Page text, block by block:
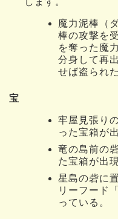
魔力泥棒（
棒の攻撃を
を奪った魔
分身して再
せば盗られ
宝
牢屋見張り
った宝箱が
竜の島前の
た宝箱が出現
星島の砦に
リーフード
っている。